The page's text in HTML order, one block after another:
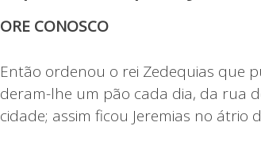
ORE CONOSCO
Então ordenou o rei Zedequias que
deram-lhe um pão cada dia, da rua
cidade; assim ficou Jeremias no átrio